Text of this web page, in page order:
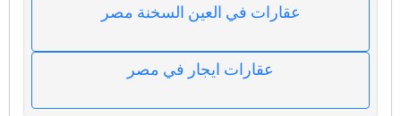
عقارات في العين السخنة مصر
عقارات ايجار في مصر